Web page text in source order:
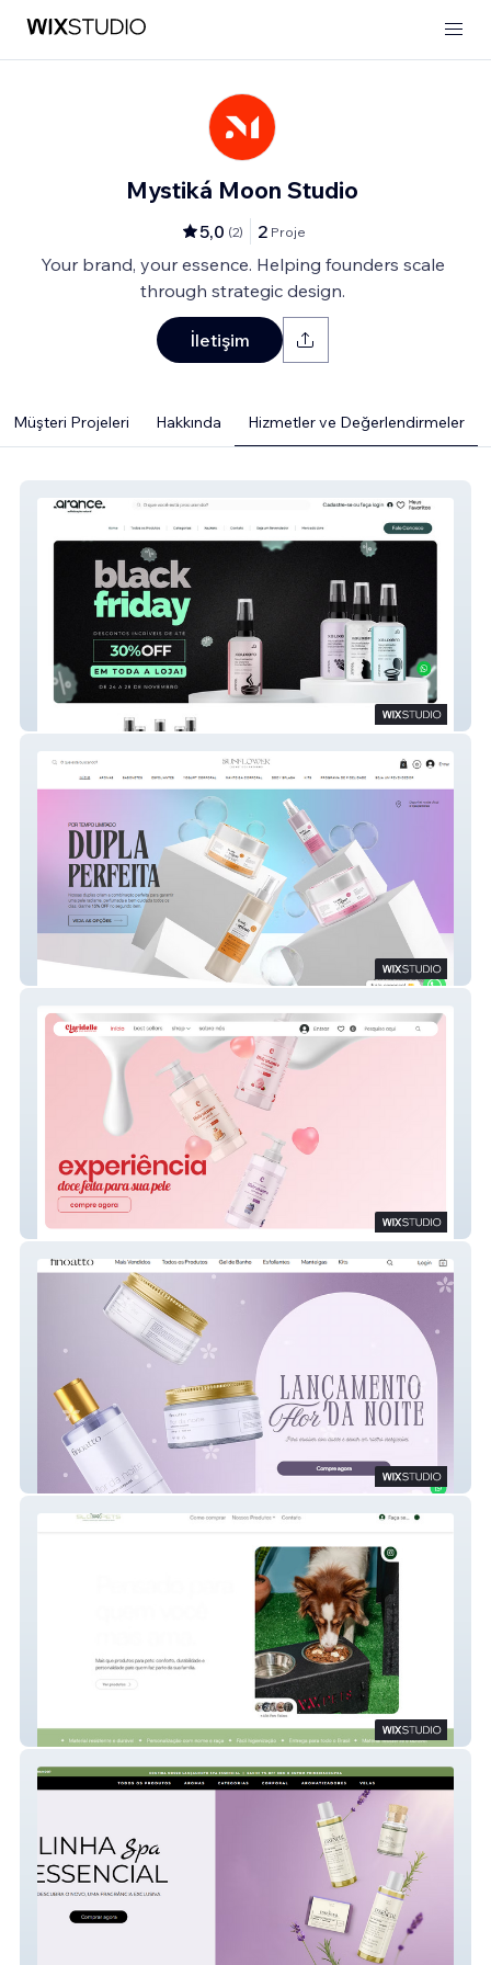
Mystiká Moon Studio
5,0 (2) 2 Proje
Your brand, your essence. Helping founders scale
through strategic design.
İletişim
Müşteri Projeleri Hakkında Hizmetler ve Değerlendirmeler
Sunflower Cosméticos
Claridelle Cosméticos
Finoatto
SlowPets